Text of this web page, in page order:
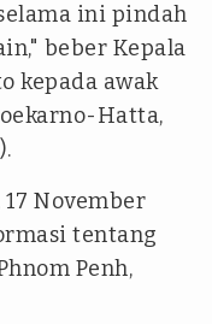
ini pindah
beber Kepala
kepada awak
Hatta,
November
tentang
Penh,